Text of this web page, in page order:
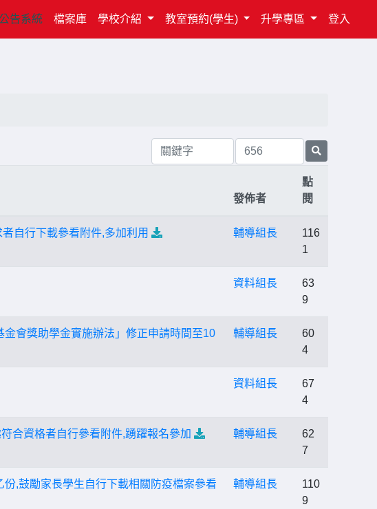
告系統 檔案庫 學校介紹 教室預約(學生) 升學專區 登入
發佈者
點
閱
自行下載參看附件,多加利用 輔導組長
116
1
資料組長
63
9
會獎助學金實施辦法」修正申請時間至10
輔導組長
60
4
資料組長
67
4
合資格者自行參看附件,踴躍報名參加 輔導組長
62
7
,鼓勵家長學生自行下載相關防疫檔案參看 輔導組長
110
9